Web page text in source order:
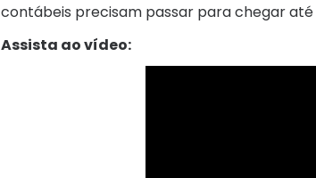
contábeis precisam passar para chegar
Assista ao vídeo: